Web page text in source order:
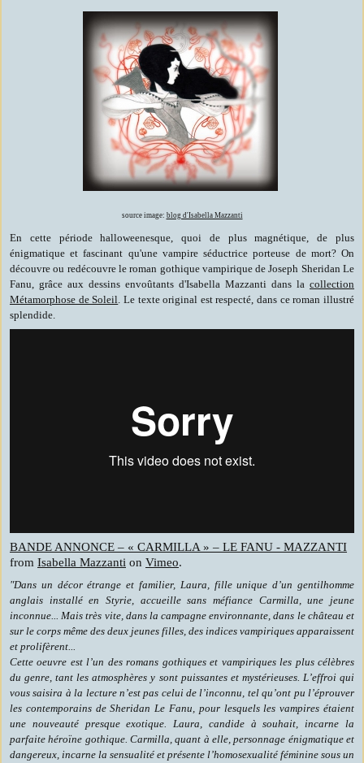
source image: blog d'Isabella Mazzanti
En cette période halloweenesque, quoi de plus magnétique, de plus
énigmatique et fascinant qu'une vampire séductrice porteuse de mort? On
découvre ou redécouvre le roman gothique vampirique de Joseph Sheridan Le
Fanu, grâce aux dessins envoûtants d'Isabella Mazzanti dans la collection
Métamorphose de Soleil . Le texte original est respecté, dans ce roman illustré
splendide.
BANDE ANNONCE – « CARMILLA » – LE FANU - MAZZANTI
from Isabella Mazzanti on Vimeo.
"Dans un décor étrange et familier, Laura, fille unique d’un gentilhomme
anglais installé en Styrie, accueille sans méfiance Carmilla, une jeune
inconnue... Mais très vite, dans la campagne environnante, dans le château et
sur le corps même des deux jeunes filles, des indices vampiriques apparaissent
et prolifèrent...
Cette oeuvre est l’un des romans gothiques et vampiriques les plus célèbres
du genre, tant les atmosphères y sont puissantes et mystérieuses. L’effroi qui
vous saisira à la lecture n’est pas celui de l’inconnu, tel qu’ont pu l’éprouver
les contemporains de Sheridan Le Fanu, pour lesquels les vampires étaient
une nouveauté presque exotique. Laura, candide à souhait, incarne la
parfaite héroïne gothique. Carmilla, quant à elle, personnage énigmatique et
dangereux, incarne la sensualité et présente l’homosexualité féminine sous un